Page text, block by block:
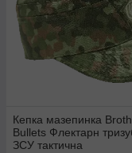
Кепка мазепинка
Bullets Флектарн
ЗСУ тактична